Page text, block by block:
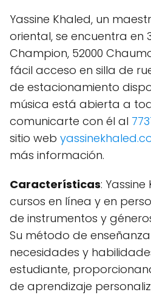
Yassine Khaled, un
oriental, se encuentra en
Champion, 52000
fácil acceso en silla de
de estacionamiento
música está abierta a
comunicarte con él al
sitio web
más información.
Características:
cursos en línea y en
de instrumentos y
Su método de
necesidades y
estudiante,
de aprendizaje